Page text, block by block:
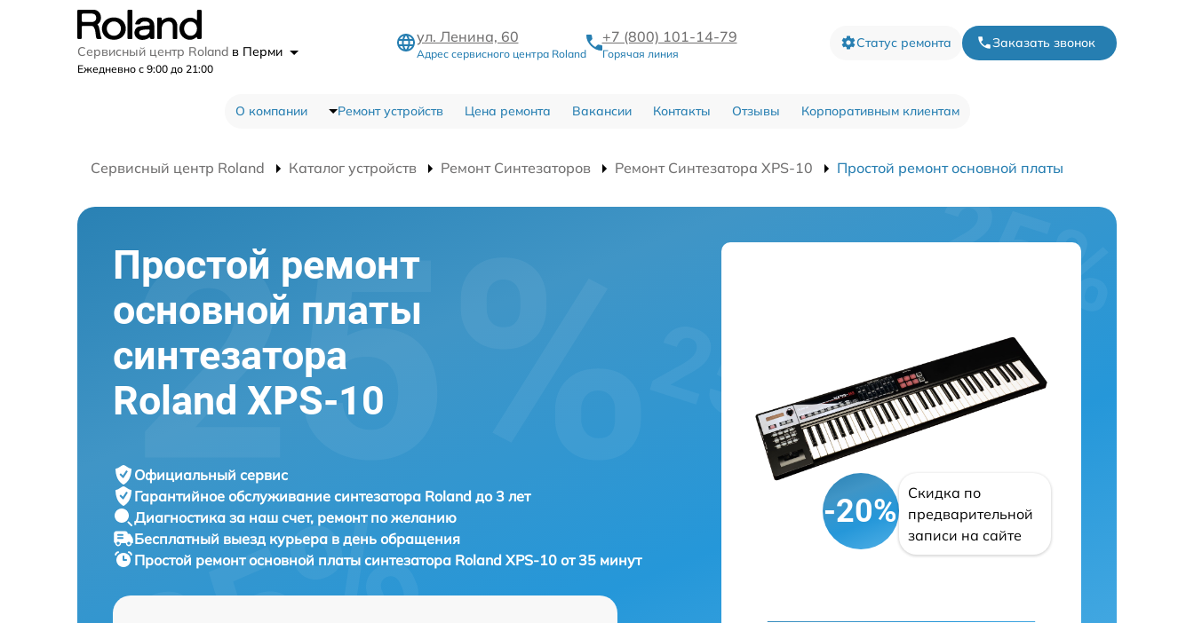
Сервисный центр Roland в Перми
Ежедневно с 9:00 до 21:00
ул. Ленина, 60
Адрес сервисного центра Roland
+7 (800) 101-14-79
Горячая линия
Статус ремонта Заказать звонок
О компании Ремонт устройств Цена ремонта Вакансии Контакты Отзывы Корпоративным клиентам
Сервисный центр Roland Каталог устройств Ремонт Синтезаторов Ремонт Синтезатора XPS-10 Простой ремонт основной платы
Простой ремонт
основной платы
синтезатора
Roland XPS-10
Официальный сервис
Гарантийное обслуживание синтезатора Roland до 3 лет
Диагностика за наш счет, ремонт по желанию
Бесплатный выезд курьера в день обращения
Простой ремонт основной платы синтезатора Roland XPS-10 от 35 минут
-20%
Скидка по
предварительной
записи на сайте